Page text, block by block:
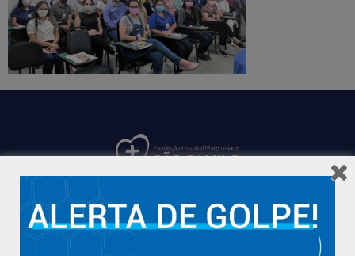
Hospital São Camilo – há mais de 50 anos cuidando da saúde
com qualidade, acolhimento e compromisso com a vida em
Aracruz e região.